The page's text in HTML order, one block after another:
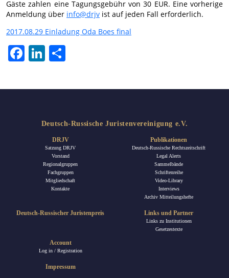
Gäste zahlen eine Tagungsgebühr von 30 EUR. Eine vorherige
Anmeldung über info@drjv ist auf jeden Fall erforderlich.
2017.08.29 Einladung Oda Boes final
FacebookLinkedIn
Deutsch-Russische Juristenvereinigung e.V.
DRJV
Satzung DRJV
Vorstand
Regionalgruppen
Fachgruppen
Mitgliedschaft
Kontakte
Publikationen
Deutsch-Russische Rechtszeitschrift
Legal Alerts
Sammelbände
Schriftenreihe
Video-Library
Interviews
Archiv Mitteilungshefte
Deutsch-Russischer Juristenpreis
Account
Log in / Registration
Links und Partner
Links zu Institutionen
Gesetzestexte
Impressum